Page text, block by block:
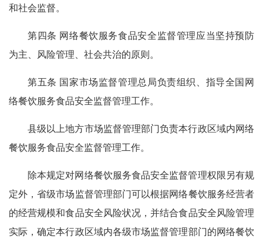
和社会监督。
第四条 网络餐饮服务食品安全监督管理应当坚持预防
为主、风险管理、社会共治的原则。
第五条 国家市场监督管理总局负责组织、指导全国网
络餐饮服务食品安全监督管理工作。
县级以上地方市场监督管理部门负责本行政区域内网络
餐饮服务食品安全监督管理工作。
除本规定对网络餐饮服务食品安全监督管理权限另有规
定外，省级市场监督管理部门可以根据网络餐饮服务经营者
的经营规模和食品安全风险状况，并结合食品安全风险管理
实际，确定本行政区域内各级市场监督管理部门的网络餐饮